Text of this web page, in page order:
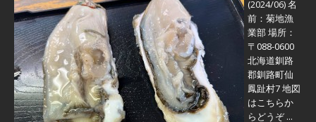
(2024/06)名
前：菊地漁
業部 場所：
〒088-0600
北海道釧路
郡釧路町仙
鳳趾村7 地図
はこちらか
らどうぞ ...